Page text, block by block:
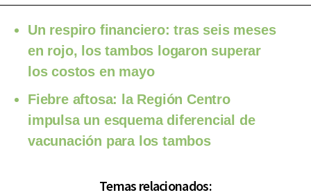
Un respiro financiero: tras seis meses
en rojo, los tambos logaron superar
los costos en mayo
Fiebre aftosa: la Región Centro
impulsa un esquema diferencial de
vacunación para los tambos
Temas relacionados: